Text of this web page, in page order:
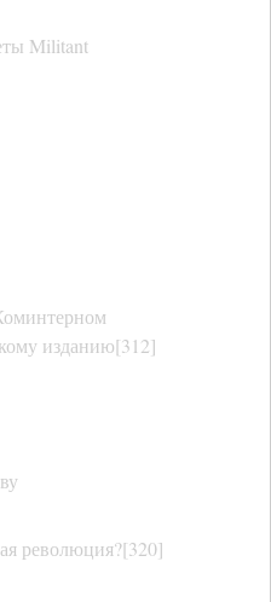
Militant
изданию[312]
революция?[320]